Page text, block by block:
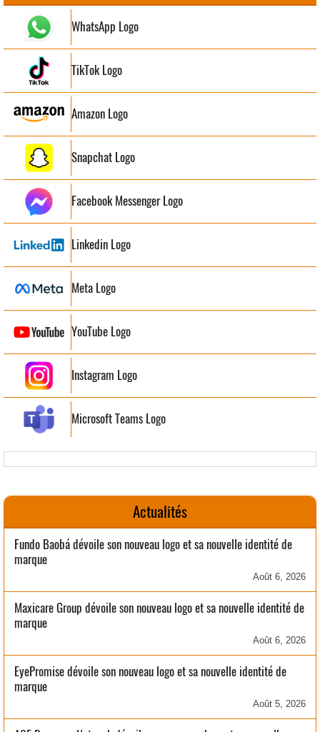
WhatsApp Logo
TikTok Logo
Amazon Logo
Snapchat Logo
Facebook Messenger Logo
Linkedin Logo
Meta Logo
YouTube Logo
Instagram Logo
Microsoft Teams Logo
Actualités
Fundo Baobá dévoile son nouveau logo et sa nouvelle identité de
marque
Août 6, 2026
Maxicare Group dévoile son nouveau logo et sa nouvelle identité de
marque
Août 6, 2026
EyePromise dévoile son nouveau logo et sa nouvelle identité de
marque
Août 5, 2026